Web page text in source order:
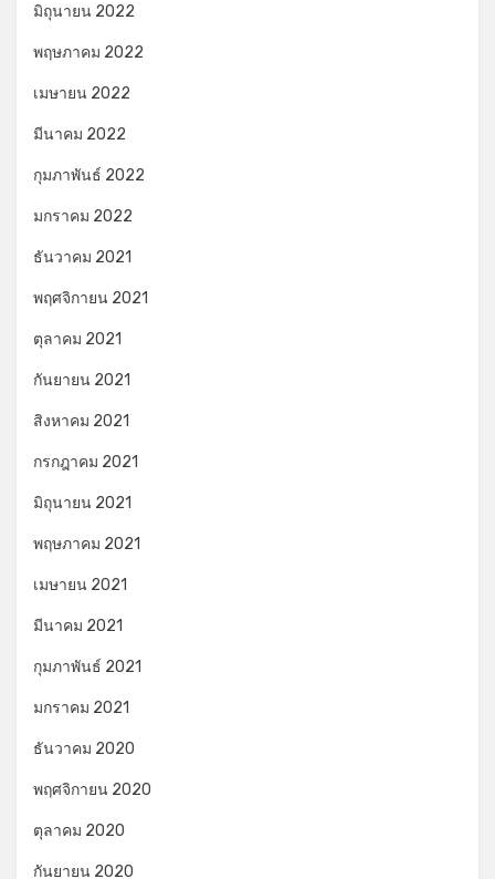
มิถุนายน 2022
พฤษภาคม 2022
เมษายน 2022
มีนาคม 2022
กุมภาพันธ์ 2022
มกราคม 2022
ธันวาคม 2021
พฤศจิกายน 2021
ตุลาคม 2021
กันยายน 2021
สิงหาคม 2021
กรกฎาคม 2021
มิถุนายน 2021
พฤษภาคม 2021
เมษายน 2021
มีนาคม 2021
กุมภาพันธ์ 2021
มกราคม 2021
ธันวาคม 2020
พฤศจิกายน 2020
ตุลาคม 2020
กันยายน 2020